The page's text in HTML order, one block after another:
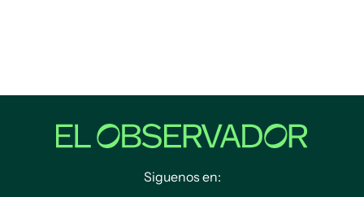
Siguenos en: